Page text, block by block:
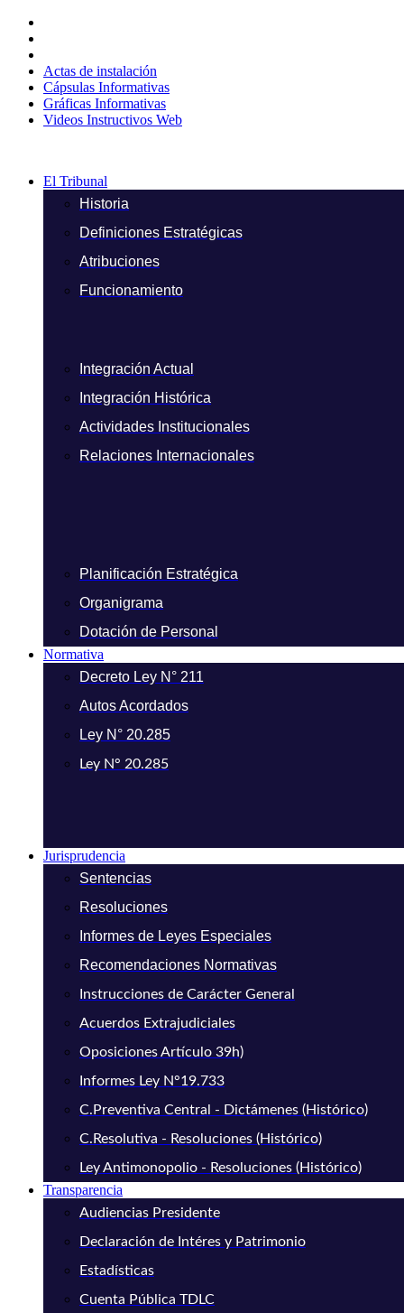
contenido
Actas de instalación
Cápsulas Informativas
Gráficas Informativas
Videos Instructivos Web
El Tribunal
Historia
Definiciones Estratégicas
Atribuciones
Funcionamiento
Integración Actual
Integración Histórica
Actividades Institucionales
Relaciones Internacionales
Planificación Estratégica
Organigrama
Dotación de Personal
Normativa
Decreto Ley N° 211
Autos Acordados
Ley N° 20.285
Ley N° 20.285
Jurisprudencia
Sentencias
Resoluciones
Informes de Leyes Especiales
Recomendaciones Normativas
Instrucciones de Carácter General
Acuerdos Extrajudiciales
Oposiciones Artículo 39h)
Informes Ley N°19.733
C.Preventiva Central - Dictámenes (Histórico)
C.Resolutiva - Resoluciones (Histórico)
Ley Antimonopolio - Resoluciones (Histórico)
Transparencia
Audiencias Presidente
Declaración de Intéres y Patrimonio
Estadísticas
Cuenta Pública TDLC